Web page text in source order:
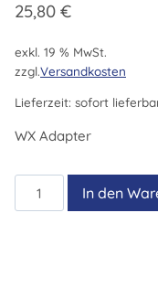
25,80 €
exkl. 19 % MwSt.
zzgl.Versandkosten
Lieferzeit: sofort
WX Adapter
Adapter
In den